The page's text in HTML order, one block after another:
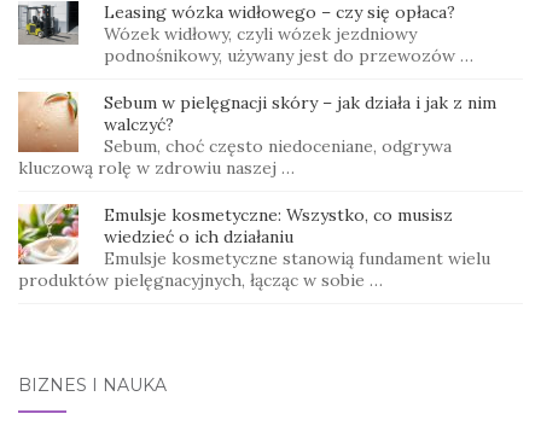
Leasing wózka widłowego – czy się opłaca?
Wózek widłowy, czyli wózek jezdniowy
podnośnikowy, używany jest do przewozów …
Sebum w pielęgnacji skóry – jak działa i jak z nim
walczyć?
Sebum, choć często niedoceniane, odgrywa
kluczową rolę w zdrowiu naszej …
Emulsje kosmetyczne: Wszystko, co musisz
wiedzieć o ich działaniu
Emulsje kosmetyczne stanowią fundament wielu
produktów pielęgnacyjnych, łącząc w sobie …
BIZNES I NAUKA